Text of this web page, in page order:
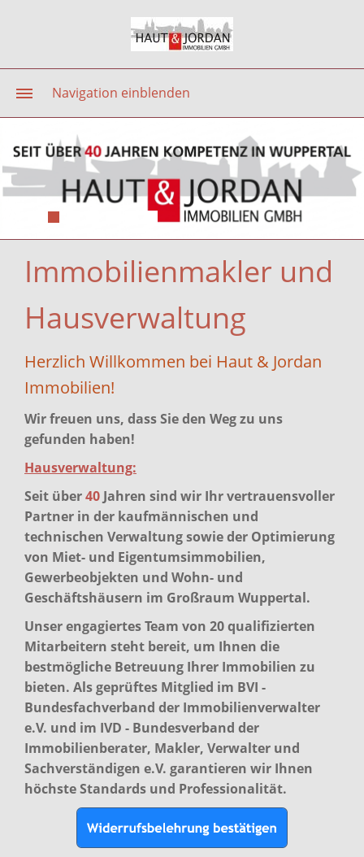
Navigation einblenden
Immobilienmakler und
Hausverwaltung
Herzlich Willkommen bei Haut & Jordan
Immobilien!
Wir freuen uns, dass Sie den Weg zu uns
gefunden haben!
Hausverwaltung:
Seit über40 Jahren sind wir Ihr vertrauensvoller
Partner in der kaufmännischen und
technischen Verwaltung sowie der Optimierung
von Miet- und Eigentumsimmobilien,
Gewerbeobjekten und Wohn- und
Geschäftshäusern im Großraum Wuppertal.
Unser engagiertes Team von 20 qualifizierten
Mitarbeitern steht bereit, um Ihnen die
bestmögliche Betreuung Ihrer Immobilien zu
bieten. Als geprüftes Mitglied im BVI -
Bundesfachverband der Immobilienverwalter
e.V. und im IVD - Bundesverband der
Immobilienberater, Makler, Verwalter und
Sachverständigen e.V. garantieren wir Ihnen
höchste Standards und Professionalität.